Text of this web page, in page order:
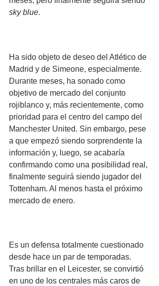
sky blue.
Ha sido objeto de deseo del Atlético de
Madrid y de Simeone, especialmente.
Durante meses, ha sonado como
objetivo de mercado del conjunto
rojiblanco y, más recientemente, como
prioridad para el centro del campo del
Manchester United. Sin embargo, pese
a que empezó siendo sorprendente la
información y, luego, se acabaría
confirmando como una posibilidad real,
finalmente seguirá siendo jugador del
Tottenham. Al menos hasta el próximo
mercado de enero.
Es un defensa totalmente cuestionado
desde hace un par de temporadas.
Tras brillar en el Leicester, se convirtió
en uno de los centrales más caros de